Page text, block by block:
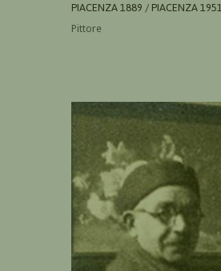
PIACENZA 1889 / PIACENZA 1951
Pittore